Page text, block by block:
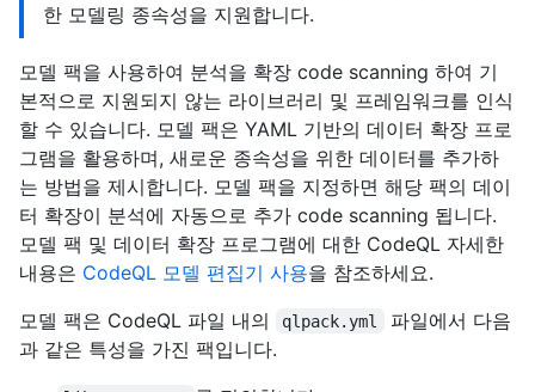
한 모델링 종속성을 지원합니다.
모델 팩을 사용하여 분석을 확장 code scanning 하여 기
본적으로 지원되지 않는 라이브러리 및 프레임워크를 인식
할 수 있습니다. 모델 팩은 YAML 기반의 데이터 확장 프로
그램을 활용하며, 새로운 종속성을 위한 데이터를 추가하
는 방법을 제시합니다. 모델 팩을 지정하면 해당 팩의 데이
터 확장이 분석에 자동으로 추가 code scanning 됩니다.
모델 팩 및 데이터 확장 프로그램에 대한 CodeQL 자세한
내용은 CodeQL 모델 편집기 사용을 참조하세요.
모델 팩은 CodeQL 파일 내의
qlpack.yml
파일에서 다음
과 같은 특성을 가진 팩입니다.